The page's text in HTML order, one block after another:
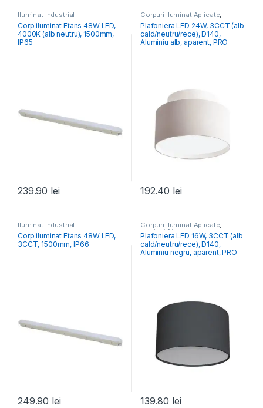
Iluminat Industrial
Corp iluminat Etans 48W LED,
4000K (alb neutru), 1500mm,
IP65
239.90 lei
Corpuri Iluminat Aplicate,
Iluminat Modern
Plafoniera LED 24W, 3CCT (alb
cald/neutru/rece), D140,
Aluminiu alb, aparent, PRO
192.40 lei
Iluminat Industrial
Corp iluminat Etans 48W LED,
3CCT, 1500mm, IP66
249.90 lei
Corpuri Iluminat Aplicate,
Iluminat Modern
Plafoniera LED 16W, 3CCT (alb
cald/neutru/rece), D140,
Aluminiu negru, aparent, PRO
139.80 lei